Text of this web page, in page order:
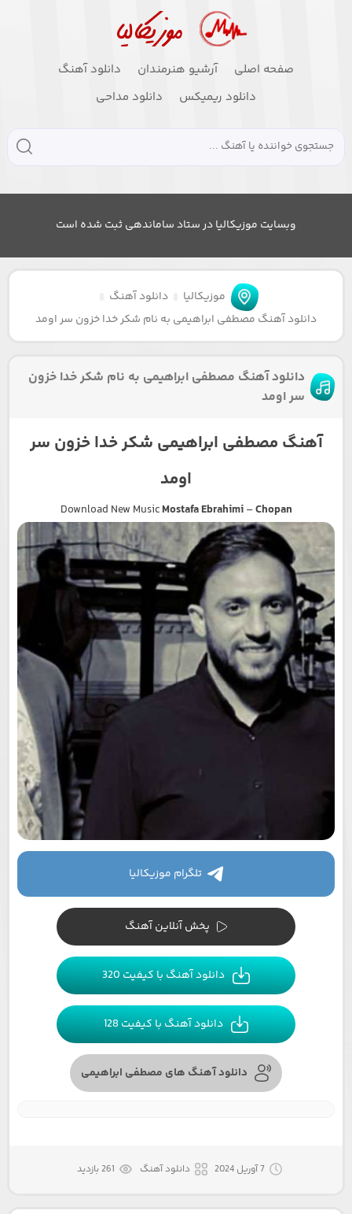
صفحه اصلی آرشیو هنرمندان
دانلود آهنگ
دانلود ریمیکس
دانلود مداحی
وبسایت موزیکالیا در ستاد ساماندهی ثبت شده است
موزیکالیا
دانلود آهنگ
دانلود آهنگ مصطفی ابراهیمی به نام شکر خدا خزون سر اومد
دانلود آهنگ مصطفی ابراهیمی به نام شکر خدا خزون
سر اومد
آهنگ مصطفی ابراهیمی شکر خدا خزون سر
اومد
Download New MusicMostafa Ebrahimi–Chopan
تلگرام موزیکالیا
پخش آنلاین آهنگ
دانلود آهنگ با کیفیت 320
دانلود آهنگ با کیفیت 128
دانلود آهنگ های مصطفی ابراهیمی
7 آوریل 2024 دانلود آهنگ 261 بازدید